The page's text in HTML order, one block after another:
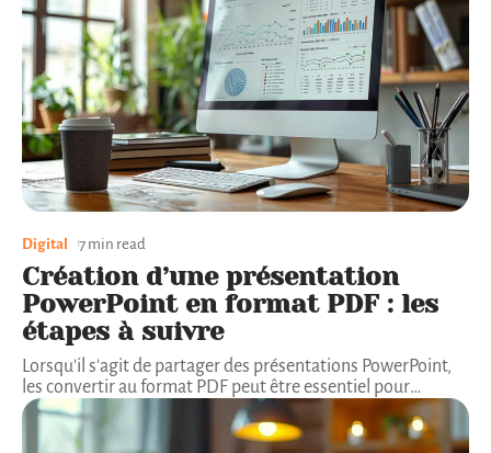
Digital 7 min read
Création d’une présentation
PowerPoint en format PDF : les
étapes à suivre
Lorsqu'il s'agit de partager des présentations PowerPoint,
les convertir au format PDF peut être essentiel pour…